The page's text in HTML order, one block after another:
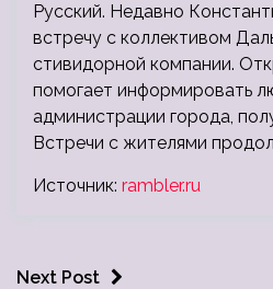
Русский. Недавно
встречу с коллективом
стивидорной компании.
помогает информировать
администрации города,
Встречи с жителями
Источник: rambler.ru
Next Post